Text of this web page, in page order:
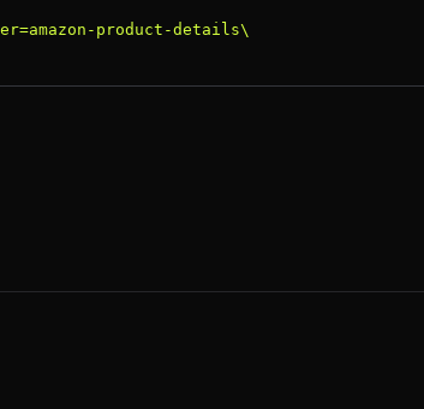
product-details\